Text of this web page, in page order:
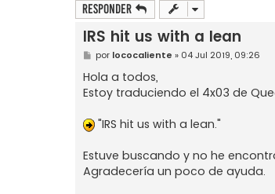
Responder
IRS hit us with a lean
M
e
n
s
a
por lococaliente » 04 Jul 2019, 09:26
Hola a todos,
Estoy traduciendo el 4x03 de
"IRS hit us with a lean."
Estuve buscando y no he
Agradecería un poco de ayuda.